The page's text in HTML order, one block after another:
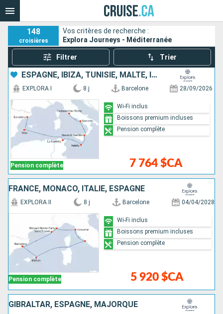
148
croisières
Vos critères de recherche :
Explora Journeys - Méditerranée
Filtrer Trier
ESPAGNE, IBIZA, TUNISIE, MALTE, ITALIE
Pension complète
EXPLORA I 8 j Barcelone 28/09/2026
7 764 $CA
Wi-Fi inclus
Boissons premium incluses
Pension complète
FRANCE, MONACO, ITALIE, ESPAGNE
Pension complète
EXPLORA II 8 j Barcelone 04/04/2028
5 920 $CA
Wi-Fi inclus
Boissons premium incluses
Pension complète
GIBRALTAR, ESPAGNE, MAJORQUE